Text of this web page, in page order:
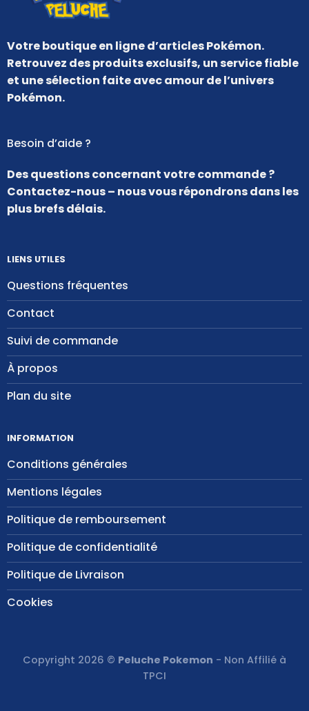
Votre boutique en ligne d’articles Pokémon.
Retrouvez des produits exclusifs, un service fiable
et une sélection faite avec amour de l’univers
Pokémon.
LIENS UTILES
Questions fréquentes
Contact
Suivi de commande
À propos
Plan du site
INFORMATION
Conditions générales
Mentions légales
Politique de remboursement
Politique de confidentialité
Politique de Livraison
Cookies
Besoin d’aide ?
Des questions concernant votre commande ?
Contactez-nous – nous vous répondrons dans les
plus brefs délais.
Copyright 2026 © Peluche Pokemon - Non Affilié à
TPCI